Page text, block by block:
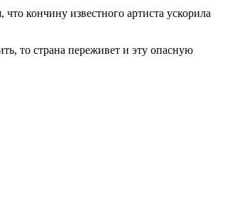
кончину известного артиста ускорила
то страна переживет и эту опасную